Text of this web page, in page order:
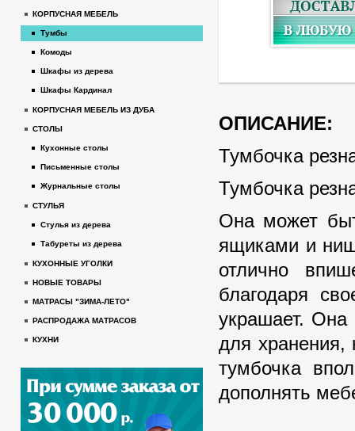
ОПИСАНИЕ:
Тумбочка
Тумбочка
Она может
ящиками и
отлично
благодаря
украшает. Она
для хранения,
тумбочка
дополнять
КОРПУСНАЯ МЕБЕЛЬ
Тумбы
Комоды
Шкафы из дерева
Шкафы Кардинал
КОРПУСНАЯ МЕБЕЛЬ ИЗ ДУБА
СТОЛЫ
Кухонные столы
Письменные столы
Журнальные столы
СТУЛЬЯ
Стулья из дерева
Табуреты из дерева
КУХОННЫЕ УГОЛКИ
НОВЫЕ ТОВАРЫ
МАТРАСЫ "ЗИМА-ЛЕТО"
РАСПРОДАЖА МАТРАСОВ
КУХНИ